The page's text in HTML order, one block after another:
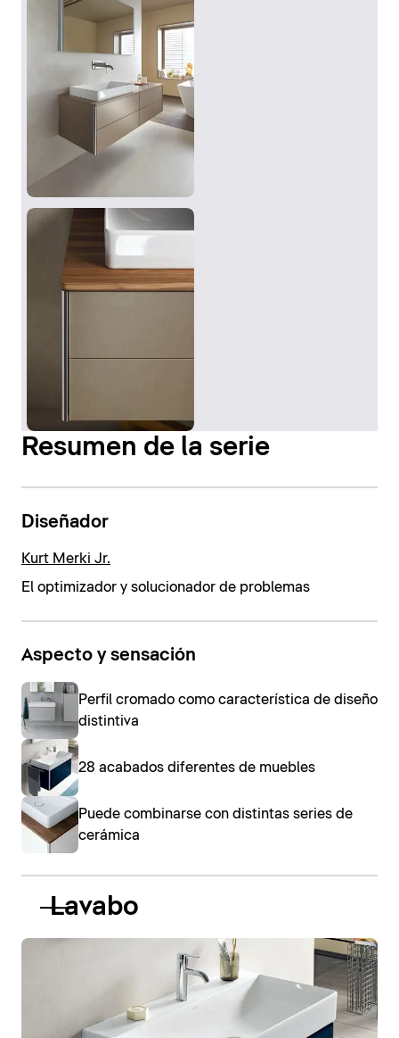
Resumen de la serie
Diseñador
Kurt Merki Jr.
El optimizador y solucionador de problemas
Aspecto y sensación
Perfil cromado como característica de diseño
distintiva
28 acabados diferentes de muebles
Puede combinarse con distintas series de
cerámica
Lavabo